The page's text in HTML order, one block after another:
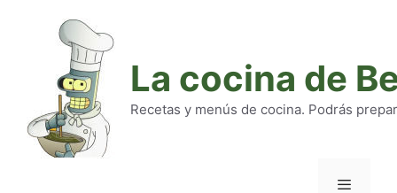
La cocina de
Recetas y menús de cocina. Podrás